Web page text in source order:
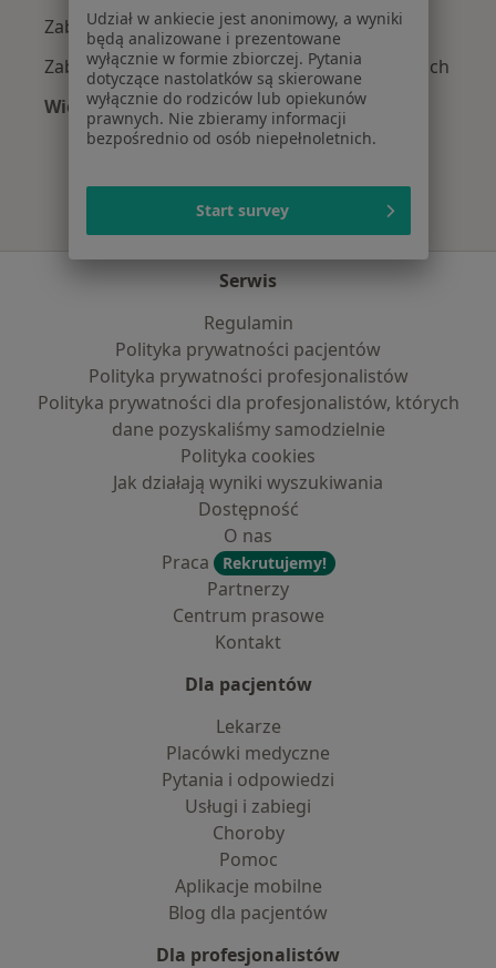
Zaburzenia połykania w Katowicach
Zaburzenia napięcia mięśniowego w Katowicach
Więcej (15)
Więcej w kategorii: Najczęście leczone
Serwis
Regulamin
Polityka prywatności pacjentów
Polityka prywatności profesjonalistów
Polityka prywatności dla profesjonalistów, których
dane pozyskaliśmy samodzielnie
Polityka cookies
Jak działają wyniki wyszukiwania
Dostępność
O nas
Praca
Rekrutujemy!
Partnerzy
Centrum prasowe
Kontakt
Dla pacjentów
Lekarze
Placówki medyczne
Pytania i odpowiedzi
Usługi i zabiegi
Choroby
Pomoc
Aplikacje mobilne
Blog dla pacjentów
Dla profesjonalistów
Udział w ankiecie jest anonimowy, a wyniki
będą analizowane i prezentowane
wyłącznie w formie zbiorczej. Pytania
dotyczące nastolatków są skierowane
wyłącznie do rodziców lub opiekunów
prawnych. Nie zbieramy informacji
bezpośrednio od osób niepełnoletnich.
Start survey